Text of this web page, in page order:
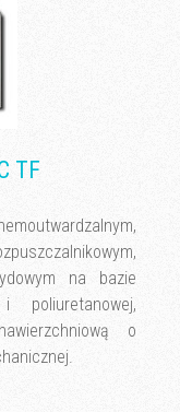
TF
na bazie
poliuretanowej,
o